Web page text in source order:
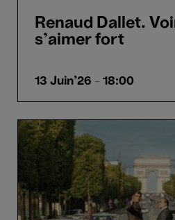
Renaud Dallet.
s’aimer fort
13 Juin'26 - 18:00
L'Inconnu
de
-
Stéphane
Demoustier